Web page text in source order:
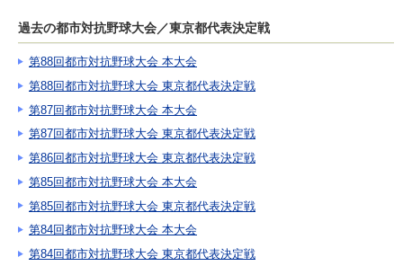
過去の都市対抗野球大会／東京都代表決定戦
第88回都市対抗野球大会 本大会
第88回都市対抗野球大会 東京都代表決定戦
第87回都市対抗野球大会 本大会
第87回都市対抗野球大会 東京都代表決定戦
第86回都市対抗野球大会 東京都代表決定戦
第85回都市対抗野球大会 本大会
第85回都市対抗野球大会 東京都代表決定戦
第84回都市対抗野球大会 本大会
第84回都市対抗野球大会 東京都代表決定戦